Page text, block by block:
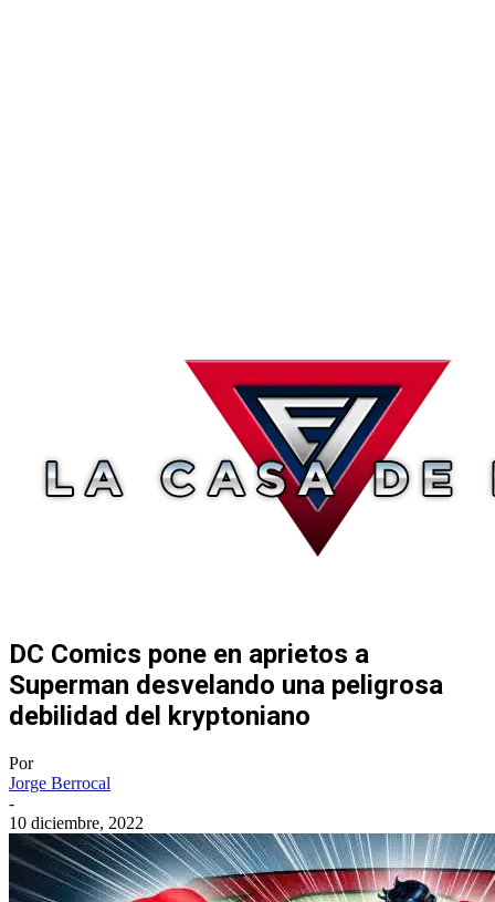
DC Comics pone en aprietos a
Superman desvelando una peligrosa
debilidad del kryptoniano
Por
Jorge Berrocal
-
10 diciembre, 2022